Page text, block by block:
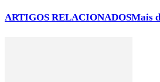
ARTIGOS RELACIONADOSMais